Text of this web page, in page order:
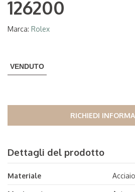
126200
Marca: Rolex
VENDUTO
RICHIEDI
Dettagli del prodotto
Materiale Acciaio